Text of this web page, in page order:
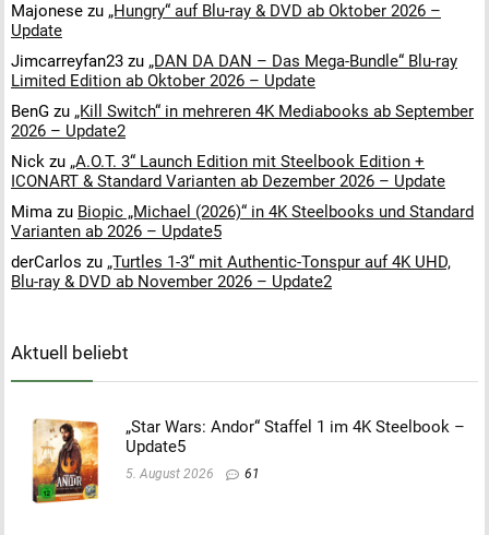
Majonese zu „Hungry“ auf Blu-ray & DVD ab Oktober 2026 –
Update
Jimcarreyfan23 zu „DAN DA DAN – Das Mega-Bundle“ Blu-ray
Limited Edition ab Oktober 2026 – Update
BenG zu „Kill Switch“ in mehreren 4K Mediabooks ab September
2026 – Update2
Nick zu „A.O.T. 3“ Launch Edition mit Steelbook Edition +
ICONART & Standard Varianten ab Dezember 2026 – Update
Mima zu Biopic „Michael (2026)“ in 4K Steelbooks und Standard
Varianten ab 2026 – Update5
derCarlos zu „Turtles 1-3“ mit Authentic-Tonspur auf 4K UHD,
Blu-ray & DVD ab November 2026 – Update2
Aktuell beliebt
„Star Wars: Andor“ Staffel 1 im 4K Steelbook –
Update5
5. August 2026 61